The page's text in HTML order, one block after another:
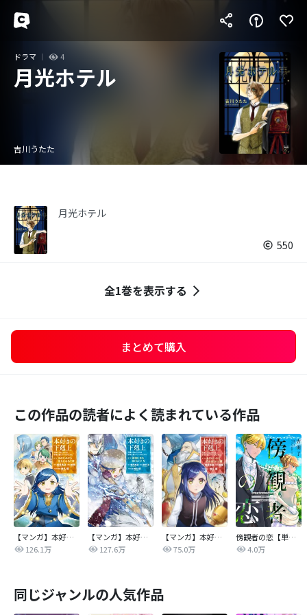
ドラマ 4
月光ホテル
吉川うたた
月光ホテル
550
全1巻を表示する
まとめて購入
この作品の読者によく読まれている作品
【マンガ】本好きの下剋上 第二部
126.1万
【マンガ】本好きの下剋上 第三部
127.6万
【マンガ】本好きの下剋上
75.0万
傍観者の恋【単話売】
4.0万
同じジャンルの人気作品